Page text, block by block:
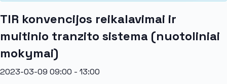
TIR konvencijos reikalavimai ir
muitinio tranzito sistema (nuotoliniai
mokymai)
2023-03-09 09:00 - 13:00